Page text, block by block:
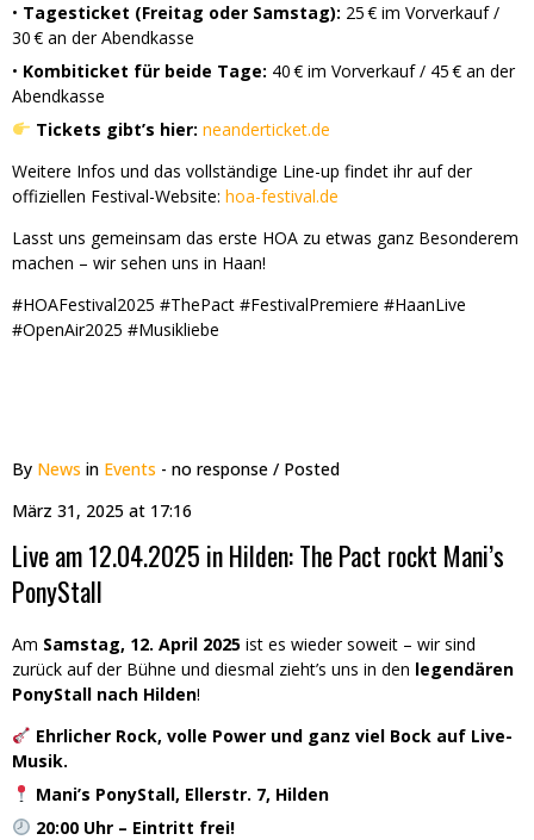
• Tagesticket (Freitag oder Samstag): 25 € im Vorverkauf /
30 € an der Abendkasse
• Kombiticket für beide Tage: 40 € im Vorverkauf / 45 € an der
Abendkasse
Tickets gibt’s hier: neanderticket.de
Weitere Infos und das vollständige Line-up findet ihr auf der
offiziellen Festival-Website: hoa-festival.de
Lasst uns gemeinsam das erste HOA zu etwas ganz Besonderem
machen – wir sehen uns in Haan!
#HOAFestival2025 #ThePact #FestivalPremiere #HaanLive
#OpenAir2025 #Musikliebe
By News in Events - no response / Posted
März 31, 2025 at 17:16
Live am 12.04.2025 in Hilden: The Pact rockt Mani’s
PonyStall
Am Samstag, 12. April 2025 ist es wieder soweit – wir sind
zurück auf der Bühne und diesmal zieht’s uns in den legendären
PonyStall nach Hilden!
Ehrlicher Rock, volle Power und ganz viel Bock auf Live-
Musik.
Mani’s PonyStall, Ellerstr. 7, Hilden
20:00 Uhr – Eintritt frei!